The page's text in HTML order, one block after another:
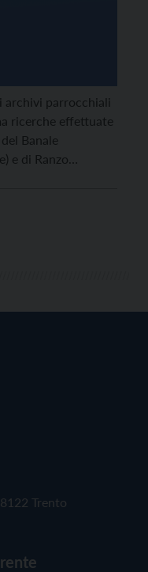
parrocchiali
ricerche effettuate
Banale
e di Ranzo
Trento